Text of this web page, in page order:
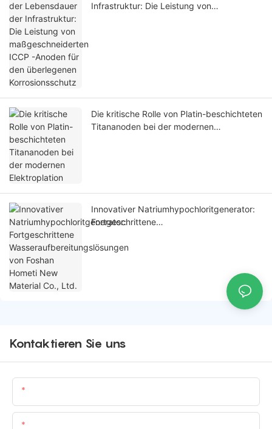
Infrastruktur: Die Leistung von
Die kritische Rolle von Platin-beschichteten
Titananoden bei der modernen
Innovativer Natriumhypochloritgenerator:
Fortgeschrittene
Hometi New Material Co., Ltd.
Kontaktieren Sie uns